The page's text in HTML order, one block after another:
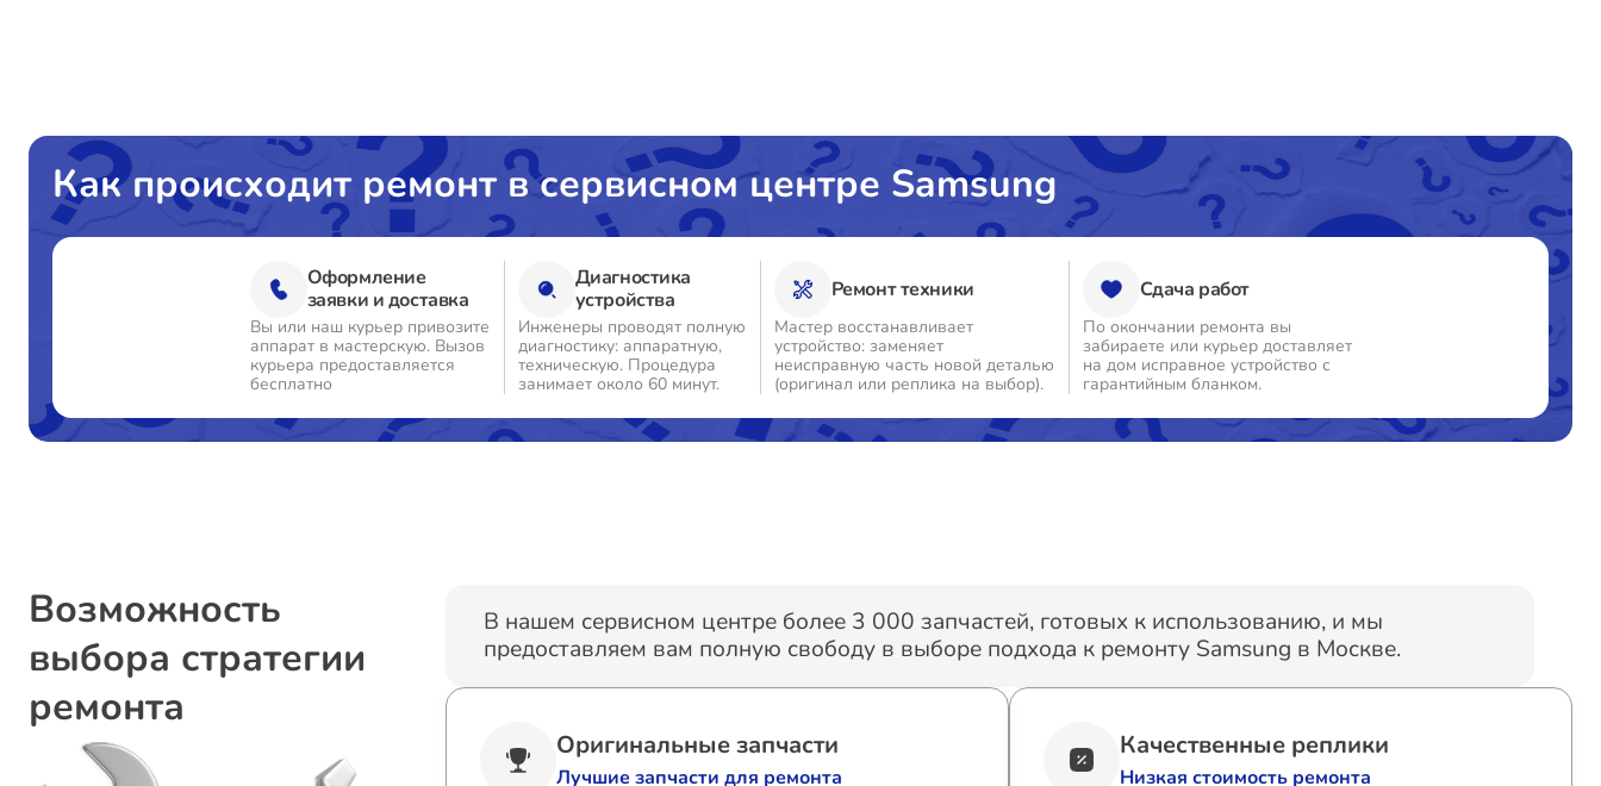
Как происходит ремонт в сервисном центре Samsung
Оформление
заявки и доставка
Вы или наш курьер привозите
аппарат в мастерскую. Вызов
курьера предоставляется
бесплатно
Диагностика
устройства
Инженеры проводят полную
диагностику: аппаратную,
техническую. Процедура
занимает около 60 минут.
Ремонт техники
Мастер восстанавливает
устройство: заменяет
неисправную часть новой деталью
(оригинал или реплика на выбор).
Сдача работ
По окончании ремонта вы
забираете или курьер доставляет
на дом исправное устройство с
гарантийным бланком.
Возможность
выбора стратегии
ремонта
В нашем сервисном центре более 3 000 запчастей, готовых к использованию, и мы
предоставляем вам полную свободу в выборе подхода к ремонту Samsung в Москве.
Оригинальные запчасти
Лучшие запчасти для ремонта
Качественные реплики
Низкая стоимость ремонта